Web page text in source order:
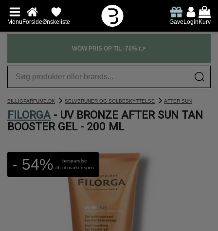
MenuForsideØnskeliste GaveLoginKurv
WOW PRIS OP TIL -70% 👉
BILLIGPARFUME.DK SELVBRUNER OG SOLBESKYTTELSE AFTER SUN
FILORGA - UV BRONZE AFTER SUN TAN
BOOSTER GEL - 200 ML
- 54%
besparelse
ifh til markedspris